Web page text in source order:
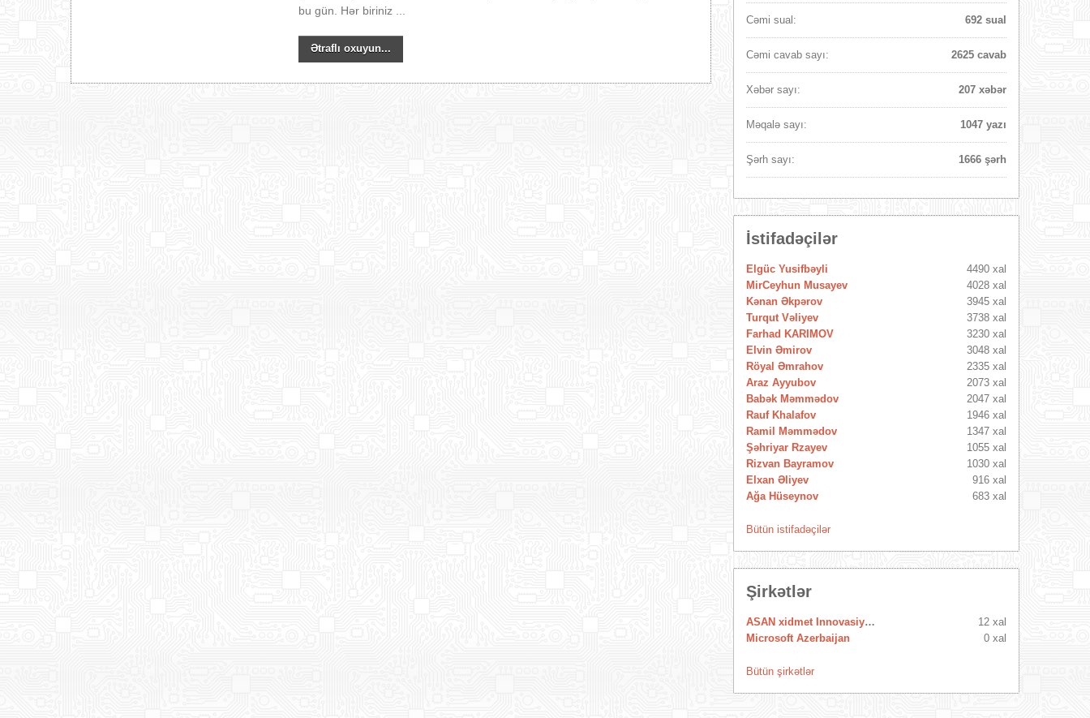
bu gün. Hər biriniz ...
Ətraflı oxuyun...
Cəmi sual: 692 sual
Cəmi cavab sayı: 2625 cavab
Xəbər sayı: 207 xəbər
Məqalə sayı: 1047 yazı
Şərh sayı: 1666 şərh
İstifadəçilər
Elgüc Yusifbəyli
4490 xal
MirCeyhun Musayev
4028 xal
Kənan Əkpərov
3945 xal
Turqut Vəliyev
3738 xal
Farhad KARIMOV
3230 xal
Elvin Əmirov
3048 xal
Röyal Əmrahov
2335 xal
Araz Ayyubov
2073 xal
Babək Məmmədov
2047 xal
Rauf Khalafov
1946 xal
Ramil Məmmədov
1347 xal
Şəhriyar Rzayev
1055 xal
Rizvan Bayramov
1030 xal
Elxan Əliyev
916 xal
Ağa Hüseynov
683 xal
Bütün istifadəçilər
Şirkətlər
ASAN xidmet Innovasiya Mərkəzi
12 xal
Microsoft Azerbaijan
0 xal
Bütün şirkətlər